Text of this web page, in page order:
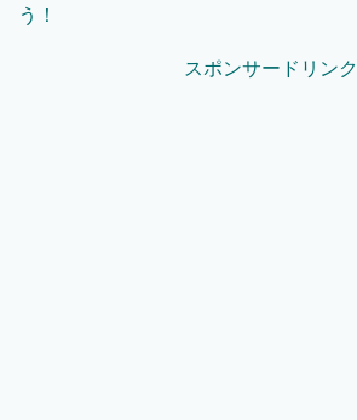
う！
スポンサードリンク